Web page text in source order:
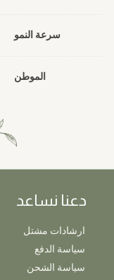
سرعة النمو
الموطن
دعنا نساعد
ارشادات مشتل
سياسة الدفع
سياسة الشحن